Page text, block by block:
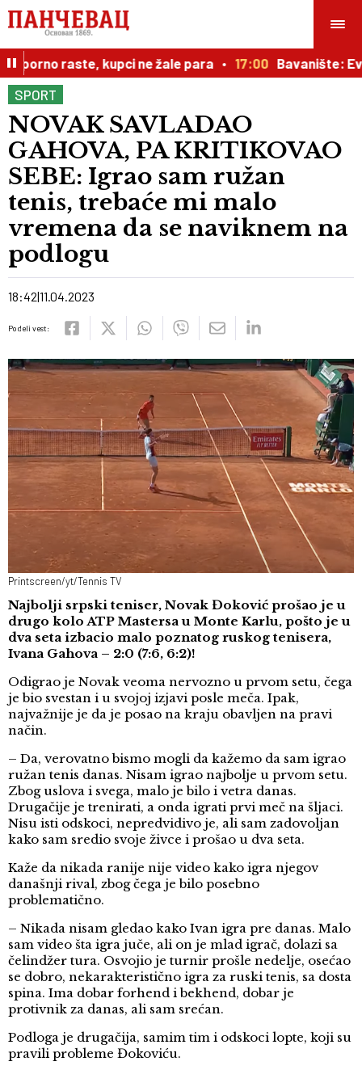
raste, kupci ne žale para 17:00 Bavanište: Evo
SPORT
NOVAK SAVLADAO
GAHOVA, PA KRITIKOVAO
SEBE: Igrao sam ružan
tenis, trebaće mi malo
vremena da se naviknem na
podlogu
18:42 11.04.2023
Podeli vest:
Printscreen/yt/Tennis TV
Najbolji srpski teniser, Novak Đoković prošao je u
drugo kolo ATP Mastersa u Monte Karlu, pošto je u
dva seta izbacio malo poznatog ruskog tenisera,
Ivana Gahova – 2:0 (7:6, 6:2)!
Odigrao je Novak veoma nervozno u prvom setu, čega
je bio svestan i u svojoj izjavi posle meča. Ipak,
najvažnije je da je posao na kraju obavljen na pravi
način.
– Da, verovatno bismo mogli da kažemo da sam igrao
ružan tenis danas. Nisam igrao najbolje u prvom setu.
Zbog uslova i svega, malo je bilo i vetra danas.
Drugačije je trenirati, a onda igrati prvi meč na šljaci.
Nisu isti odskoci, nepredvidivo je, ali sam zadovoljan
kako sam sredio svoje živce i prošao u dva seta.
Kaže da nikada ranije nije video kako igra njegov
današnji rival, zbog čega je bilo posebno
problematično.
– Nikada nisam gledao kako Ivan igra pre danas. Malo
sam video šta igra juče, ali on je mlad igrač, dolazi sa
čelindžer tura. Osvojio je turnir prošle nedelje, osećao
se dobro, nekarakteristično igra za ruski tenis, sa dosta
spina. Ima dobar forhend i bekhend, dobar je
protivnik za danas, ali sam srećan.
Podloga je drugačija, samim tim i odskoci lopte, koji su
pravili probleme Đokoviću.